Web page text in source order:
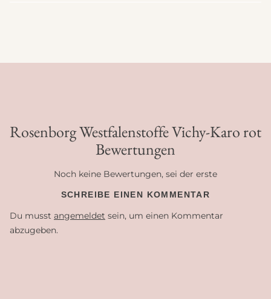
Rosenborg Westfalenstoffe Vichy-Karo rot
Bewertungen
Noch keine Bewertungen, sei der erste
SCHREIBE EINEN KOMMENTAR
Du musst angemeldet sein, um einen Kommentar
abzugeben.